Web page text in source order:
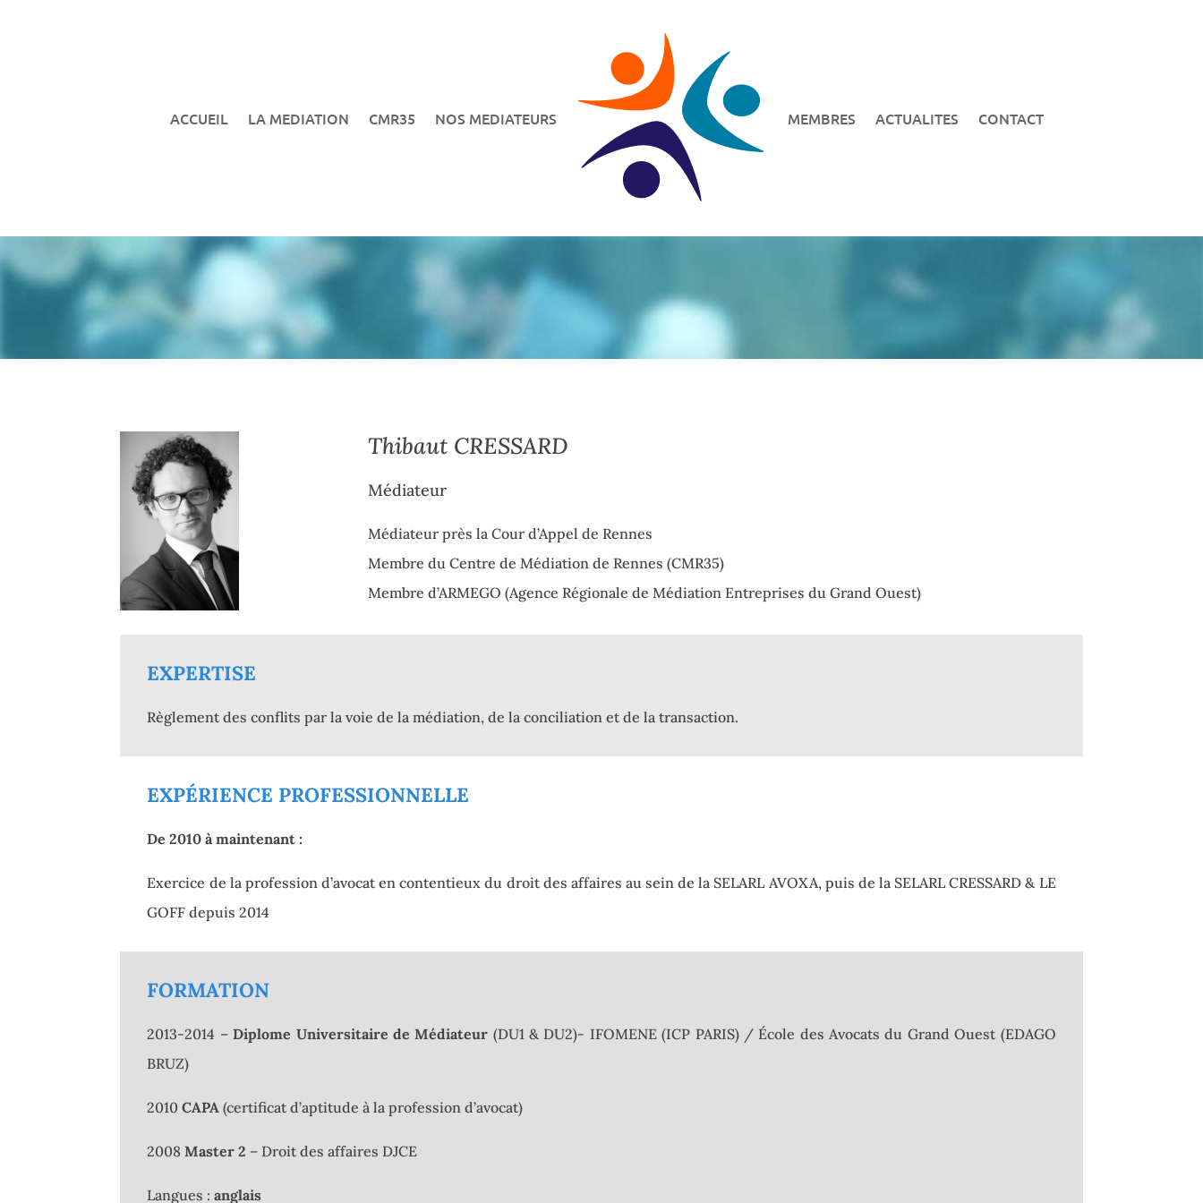
ACCUEIL LA MEDIATION CMR35 NOS MEDIATEURS MEMBRES ACTUALITES CONTACT
Thibaut CRESSARD
Médiateur
Médiateur près la Cour d’Appel de Rennes
Membre du Centre de Médiation de Rennes (CMR35)
Membre d’ARMEGO (Agence Régionale de Médiation Entreprises du Grand Ouest)
EXPERTISE
Règlement des conflits par la voie de la médiation, de la conciliation et de la transaction.
EXPÉRIENCE PROFESSIONNELLE
De 2010 à maintenant :
Exercice de la profession d’avocat en contentieux du droit des affaires au sein de la SELARL AVOXA, puis de la SELARL CRESSARD & LE
GOFF depuis 2014
FORMATION
2013-2014 –Diplome Universitaire de Médiateur (DU1 & DU2)- IFOMENE (ICP PARIS) / École des Avocats du Grand Ouest (EDAGO
BRUZ)
2010CAPA (certificat d’aptitude à la profession d’avocat)
2008Master 2 – Droit des affaires DJCE
Langues :anglais